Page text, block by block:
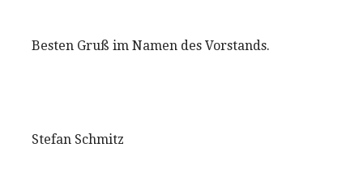
Besten Gruß im Namen des Vorstands.
Stefan Schmitz